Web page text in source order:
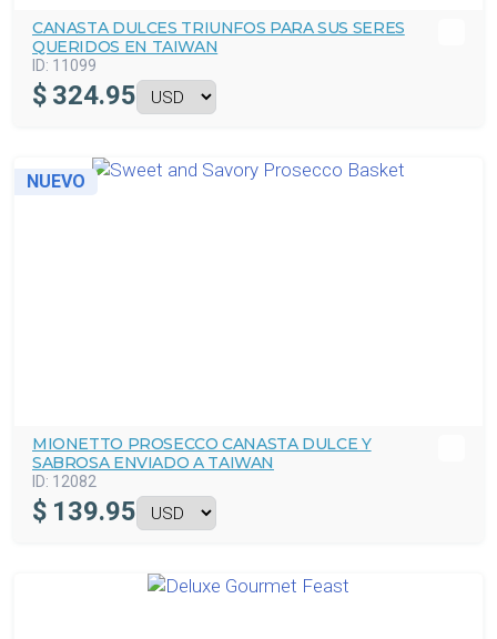
CANASTA DULCES TRIUNFOS PARA SUS SERES
QUERIDOS EN TAIWAN
ID: 11099
$ 324.95
NUEVO
MIONETTO PROSECCO CANASTA DULCE Y
SABROSA ENVIADO A TAIWAN
ID: 12082
$ 139.95